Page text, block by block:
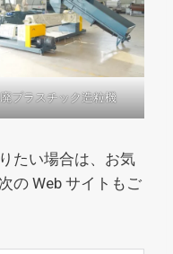
廃プラスチック造粒機
たい場合は、お気
の Web サイトもご